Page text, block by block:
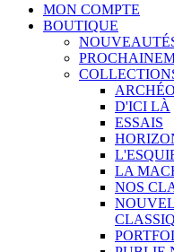
MON COMPTE
BOUTIQUE
D'ICI LÀ
ESSAIS
LA
NOS